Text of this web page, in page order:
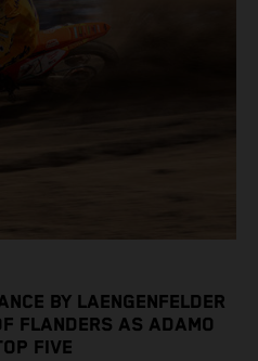
BY LAENGENFELDER
FLANDERS AS ADAMO
FIVE